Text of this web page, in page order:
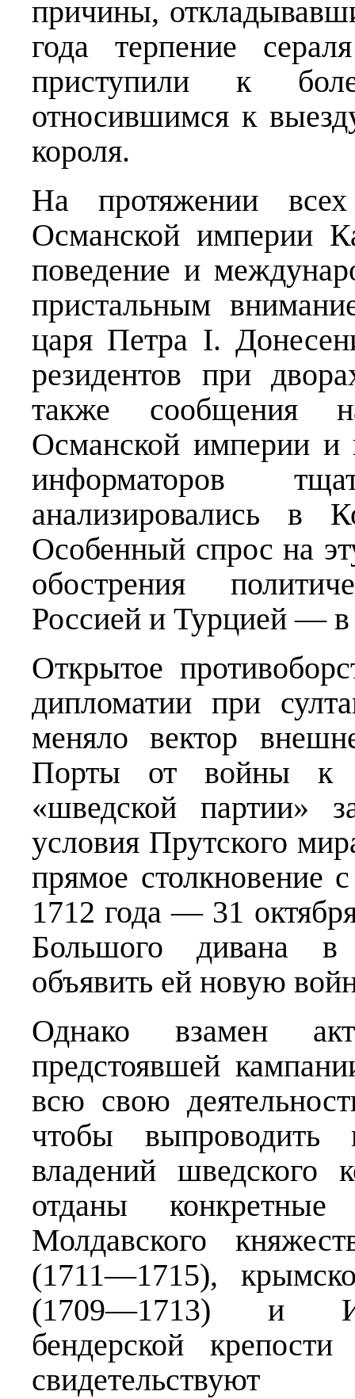
причины,
года терпение
приступили к
относившимся к
короля.
На протяжении
Османской империи
поведение и
пристальным
царя Петра I.
резидентов при
также сообщения
Османской империи и
информаторов
анализировались в
Особенный спрос на
обострения
Россией и Турцией —
Открытое
дипломатии при
меняло вектор
Порты от войны к
«шведской партии»
условия Прутского
прямое столкновение
1712 года — 31
Большого дивана
объявить ей новую
Однако взамен
предстоявшей
всю свою
чтобы
владений шведского
отданы конкретные
Молдавского
(1711—1715),
(1709—1713) и
бендерской
свидетельствуют